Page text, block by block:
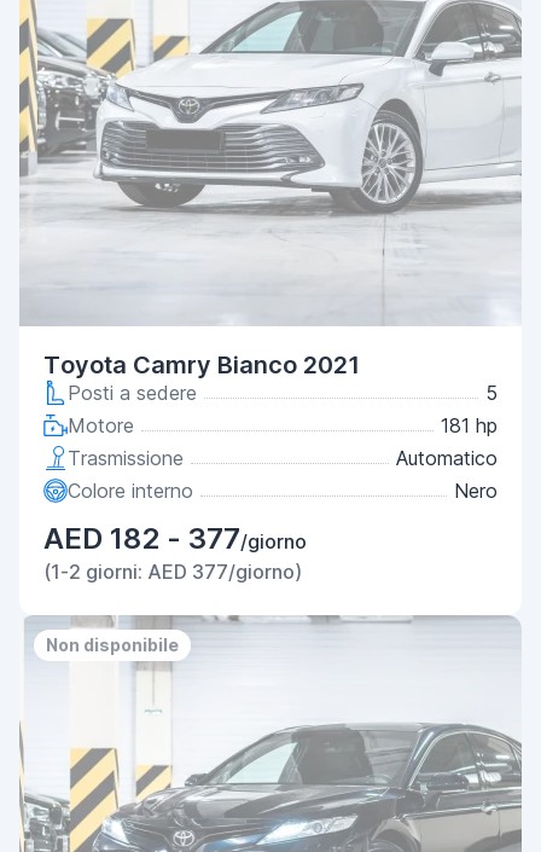
Toyota Camry Bianco 2021
Posti a sedere
5
Motore
181 hp
Trasmissione
Automatico
Colore interno
Nero
AED 182 - 377/giorno
(1-2 giorni: AED 377/giorno)
Non disponibile